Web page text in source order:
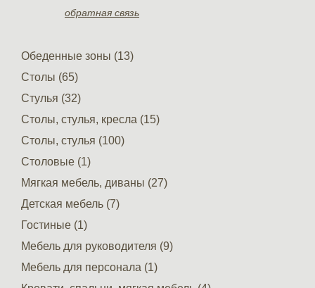
обратная связь
Обеденные зоны (13)
Столы (65)
Стулья (32)
Столы, стулья, кресла (15)
Столы, стулья (100)
Столовые (1)
Мягкая мебель, диваны (27)
Детская мебель (7)
Гостиные (1)
Мебель для руководителя (9)
Мебель для персонала (1)